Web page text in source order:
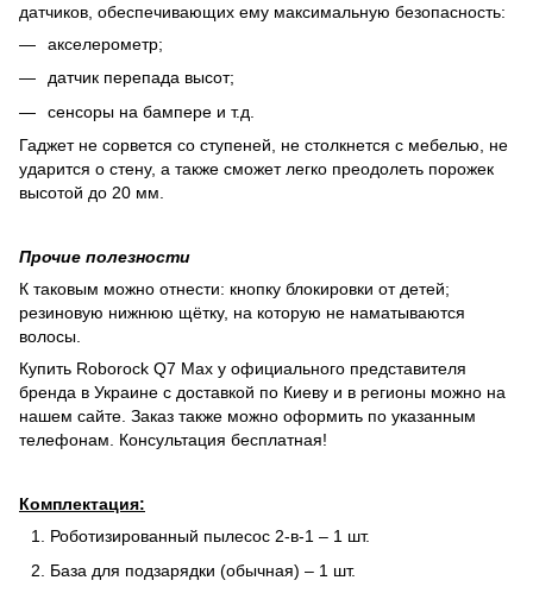
датчиков, обеспечивающих ему максимальную безопасность:
акселерометр;
датчик перепада высот;
сенсоры на бампере и т.д.
Гаджет не сорвется со ступеней, не столкнется с мебелью, не
ударится о стену, а также сможет легко преодолеть порожек
высотой до 20 мм.
Прочие полезности
К таковым можно отнести: кнопку блокировки от детей;
резиновую нижнюю щётку, на которую не наматываются
волосы.
Купить Roborock Q7 Max у официального представителя
бренда в Украине с доставкой по Киеву и в регионы можно на
нашем сайте. Заказ также можно оформить по указанным
телефонам. Консультация бесплатная!
Комплектация:
Роботизированный пылесос 2-в-1 – 1 шт.
База для подзарядки (обычная) – 1 шт.